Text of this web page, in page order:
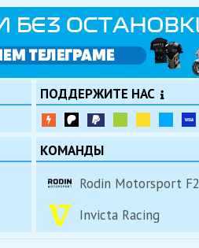
ПОДДЕРЖИТЕ НАС
КОМАНДЫ
Rodin Motorsport F2
Invicta Racing